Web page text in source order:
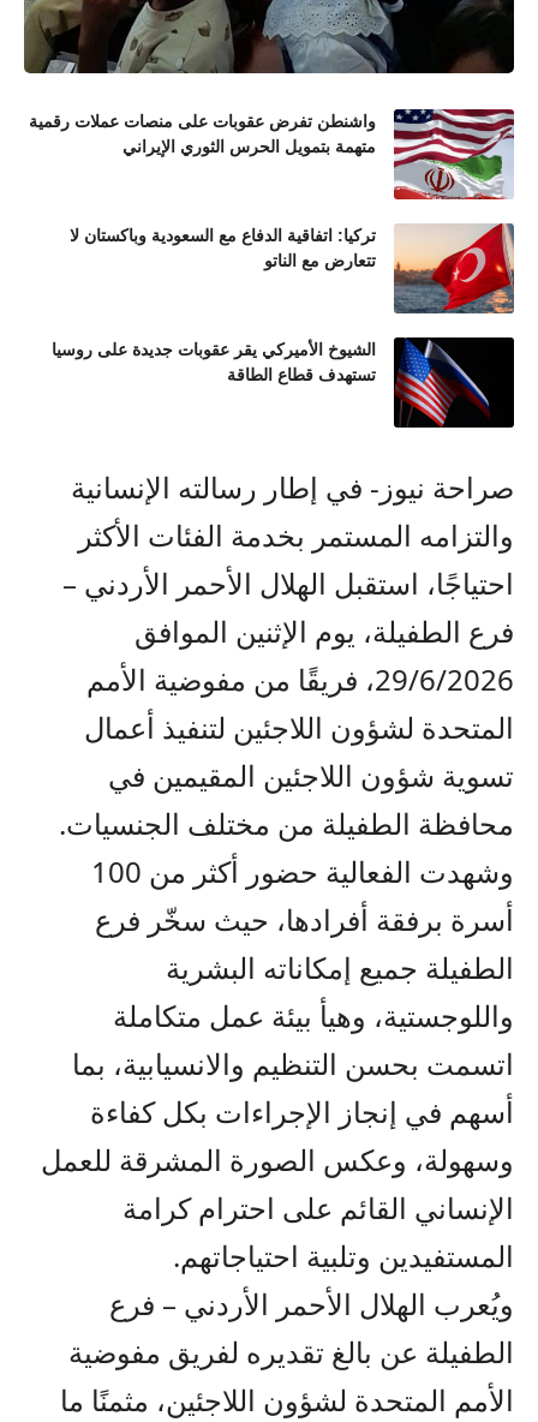
واشنطن تفرض عقوبات على منصات عملات رقمية
متهمة بتمويل الحرس الثوري الإيراني
تركيا: اتفاقية الدفاع مع السعودية وباكستان لا
تتعارض مع الناتو
الشيوخ الأميركي يقر عقوبات جديدة على روسيا
تستهدف قطاع الطاقة
صراحة نيوز- في إطار رسالته الإنسانية
والتزامه المستمر بخدمة الفئات الأكثر
احتياجًا، استقبل الهلال الأحمر الأردني –
فرع الطفيلة، يوم الإثنين الموافق
29/6/2026، فريقًا من مفوضية الأمم
المتحدة لشؤون اللاجئين لتنفيذ أعمال
تسوية شؤون اللاجئين المقيمين في
محافظة الطفيلة من مختلف الجنسيات.
وشهدت الفعالية حضور أكثر من 100
أسرة برفقة أفرادها، حيث سخّر فرع
الطفيلة جميع إمكاناته البشرية
واللوجستية، وهيأ بيئة عمل متكاملة
اتسمت بحسن التنظيم والانسيابية، بما
أسهم في إنجاز الإجراءات بكل كفاءة
وسهولة، وعكس الصورة المشرقة للعمل
الإنساني القائم على احترام كرامة
المستفيدين وتلبية احتياجاتهم.
ويُعرب الهلال الأحمر الأردني – فرع
الطفيلة عن بالغ تقديره لفريق مفوضية
الأمم المتحدة لشؤون اللاجئين، مثمنًا ما